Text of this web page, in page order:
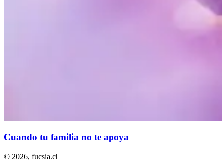
Cuando tu familia no te apoya
© 2026, fucsia.cl